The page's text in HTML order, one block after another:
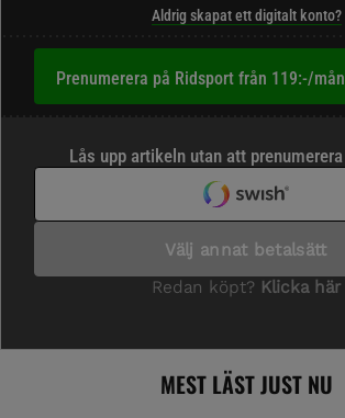
Aldrig skapat ett digitalt konto?
Prenumerera på Ridsport från 119:-/mån
MEST LÄST JUST NU